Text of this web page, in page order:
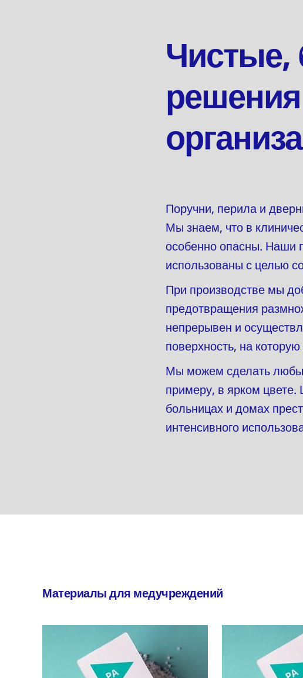
Чистые,
Поручни, перила и
Мы знаем, что в
особенно опасны. Наши
использованы с целью
При производстве мы
предотвращения
непрерывен и
поверхность, на
Мы можем сделать
примеру, в ярком
больницах и домах
интенсивного
Материалы для медучреждений